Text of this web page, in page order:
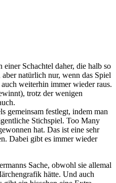
Schachtel daher, die halb so
natürlich nur, wenn das Spiel
weiterhin immer wieder raus.
trotz der wenigen
gemeinsam festlegt, indem man
Stichspiel. Too Many
hat. Das ist eine sehr
Dabei gibt es immer wieder
Sache, obwohl sie allemal
hätte. Und auch